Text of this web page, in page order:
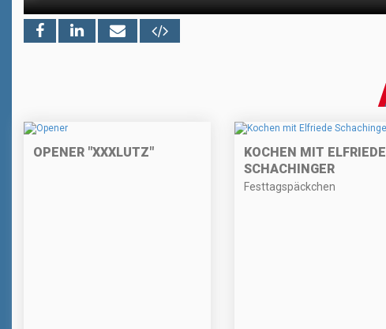
OPENER "XXXLUTZ"
KOCHEN MIT ELFRIEDE
SCHACHINGER
Festtagspäckchen